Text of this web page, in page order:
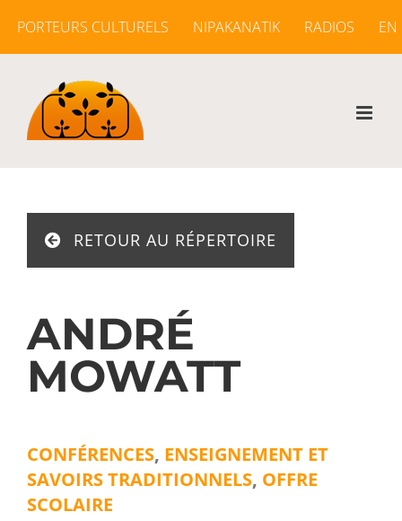
au
contenu
PORTEURS CULTURELS NIPAKANATIK RADIOS EN
RETOUR AU RÉPERTOIRE
ANDRÉ
MOWATT
CONFÉRENCES, ENSEIGNEMENT ET
SAVOIRS TRADITIONNELS, OFFRE
SCOLAIRE